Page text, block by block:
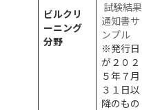
ビルクリ
ーニング
分野
試験結果
通知書サ
ンプル
※発行日
が２０２
５年７月
３１日以
降のもの